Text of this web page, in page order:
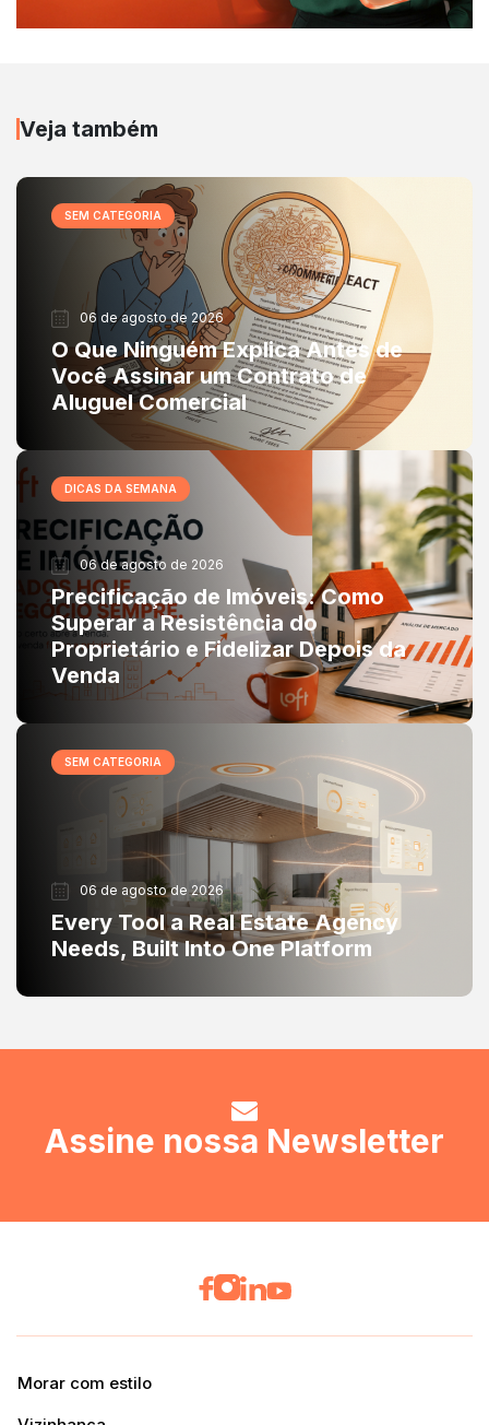
Veja também
SEM CATEGORIA
06 de agosto de 2026
O Que Ninguém Explica Antes de
Você Assinar um Contrato de
Aluguel Comercial
DICAS DA SEMANA
06 de agosto de 2026
Precificação de Imóveis: Como
Superar a Resistência do
Proprietário e Fidelizar Depois da
Venda
SEM CATEGORIA
06 de agosto de 2026
Every Tool a Real Estate Agency
Needs, Built Into One Platform
Assine nossa Newsletter
Morar com estilo